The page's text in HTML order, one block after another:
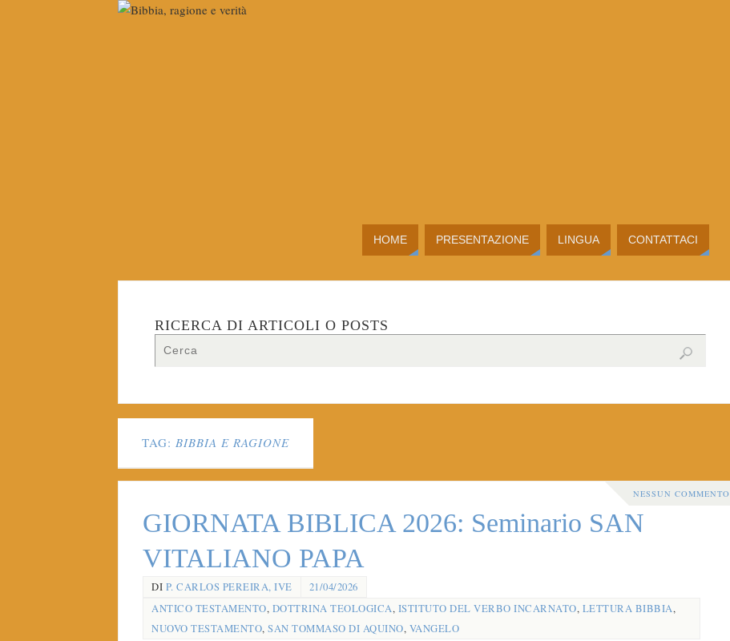
HOME PRESENTAZIONE LINGUA CONTATTACI
RICERCA DI ARTICOLI O POSTS
TAG: BIBBIA E RAGIONE
NESSUN COMMENTO
GIORNATA BIBLICA 2026: Seminario SAN
VITALIANO PAPA
DI P. CARLOS PEREIRA, IVE
21/04/2026
ANTICO TESTAMENTO, DOTTRINA TEOLOGICA, ISTITUTO DEL VERBO INCARNATO, LETTURA BIBBIA,
NUOVO TESTAMENTO, SAN TOMMASO DI AQUINO, VANGELO